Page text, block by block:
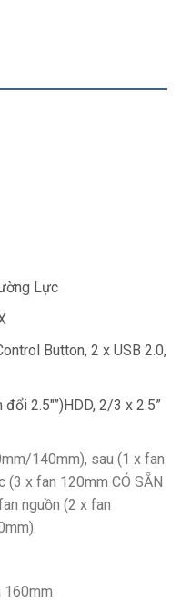
Lực
Button, 2 x USB 2.0,
đổi 2.5″”)HDD, 2/3 x 2.5”
140mm), sau (1 x fan
(3 x fan 120mm CÓ SẴN
nguồn (2 x fan
160mm